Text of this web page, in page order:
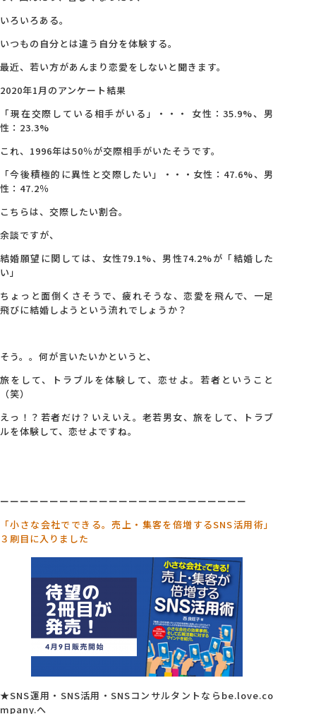
いろいろある。
いつもの自分とは違う自分を体験する。
最近、若い方があんまり恋愛をしないと聞きます。
2020年1月のアンケート結果
「現在交際している相手がいる」・・・ 女性：35.9%、男
性：23.3%
これ、1996年は50％が交際相手がいたそうです。
「今後積極的に異性と交際したい」・・・女性：47.6%、男
性：47.2％
こちらは、交際したい割合。
余談ですが、
結婚願望に関しては、女性79.1%、男性74.2%が「結婚した
い」
ちょっと面倒くさそうで、疲れそうな、恋愛を飛んで、一足
飛びに結婚しようという流れでしょうか？
そう。。何が言いたいかというと、
旅をして、トラブルを体験して、恋せよ。若者ということ
（笑）
えっ！？若者だけ？いえいえ。老若男女、旅をして、トラブ
ルを体験して、恋せよですね。
ーーーーーーーーーーーーーーーーーーーーーーーーー
「小さな会社でできる。売上・集客を倍増するSNS活用術」
３刷目に入りました
★SNS運用・SNS活用・SNSコンサルタントならbe.love.co
mpany.へ